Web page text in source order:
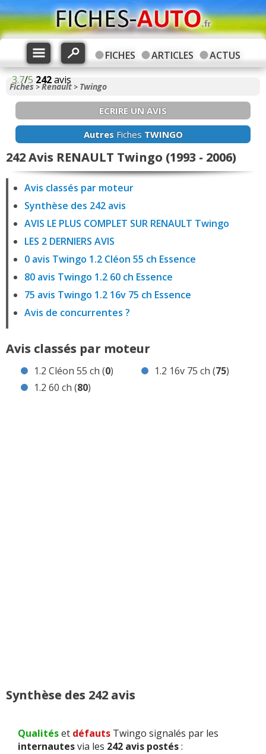
FICHES ARTICLES
ACTUS
3.7/5 242avis
Fiches >Renault > Twingo
ECRIRE UN AVIS
AutresFiches TWINGO
242 Avis RENAULT Twingo (1993 - 2006)
Avis classés par moteur
Synthèse des 242 avis
AVIS LE PLUS COMPLET SUR RENAULT Twingo
LES 2 DERNIERS AVIS
0 avis Twingo 1.2 Cléon 55 ch Essence
80 avis Twingo 1.2 60 ch Essence
75 avis Twingo 1.2 16v 75 ch Essence
Avis de concurrentes ?
Avis classés par moteur
1.2 Cléon 55 ch (0)
1.2 60 ch (80)
1.2 16v 75 ch (75)
Synthèse des 242 avis
Qualitéset défauts Twingo signalés par les
internautesvia les 242 avis postés: